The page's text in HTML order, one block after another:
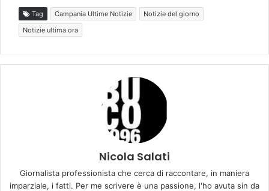
Tag Campania Ultime Notizie
Notizie del giorno
Notizie ultima ora
Nicola Salati
Giornalista professionista che cerca di raccontare, in maniera
imparziale, i fatti. Per me scrivere è una passione, l'ho avuta sin da